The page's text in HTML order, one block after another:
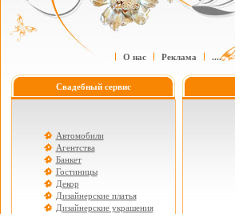
О нас Реклама ....
Свадебный сервис
Автомобили
Агентства
Банкет
Гостиницы
Декор
Дизайнерские платья
Дизайнерские украшения